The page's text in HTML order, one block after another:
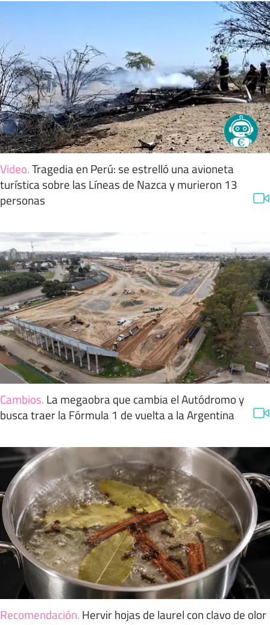
Video.Tragedia en Perú: se estrelló una avioneta
turística sobre las Líneas de Nazca y murieron 13
personas
Cambios. La megaobra que cambia el Autódromo y
busca traer la Fórmula 1 de vuelta a la Argentina
Recomendación. Hervir hojas de laurel con clavo de olor